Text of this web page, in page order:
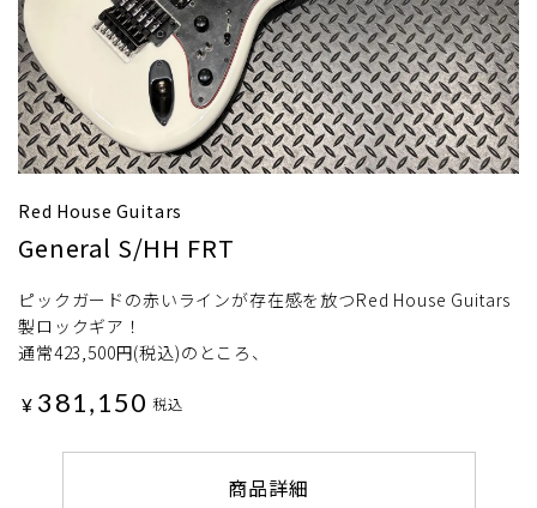
Red House Guitars
General S/HH FRT
ピックガードの赤いラインが存在感を放つRed House Guitars
製ロックギア！
通常423,500円(税込)のところ、
¥ 381,150 税込
商品詳細